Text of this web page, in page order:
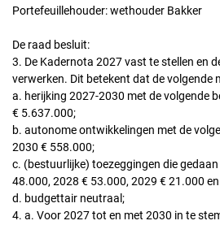
Portefeuillehouder: wethouder Bakker
De raad besluit:
3. De Kadernota 2027 vast te stellen en
verwerken. Dit betekent dat de volgende
a. herijking 2027-2030 met de volgende
€ 5.637.000;
b. autonome ontwikkelingen met de
2030 € 558.000;
c. (bestuurlijke) toezeggingen die
48.000, 2028 € 53.000, 2029 € 21.000
d. budgettair neutraal;
4. a. Voor 2027 tot en met 2030 in te